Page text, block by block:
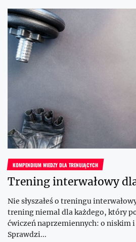
KOMPENDIUM WIEDZY DLA TRENUJĄCYCH
Trening interwałowy
Nie słyszałeś o treningu
trening niemal dla każdego, który
ćwiczeń naprzemiennych: o niskim
Sprawdzi...